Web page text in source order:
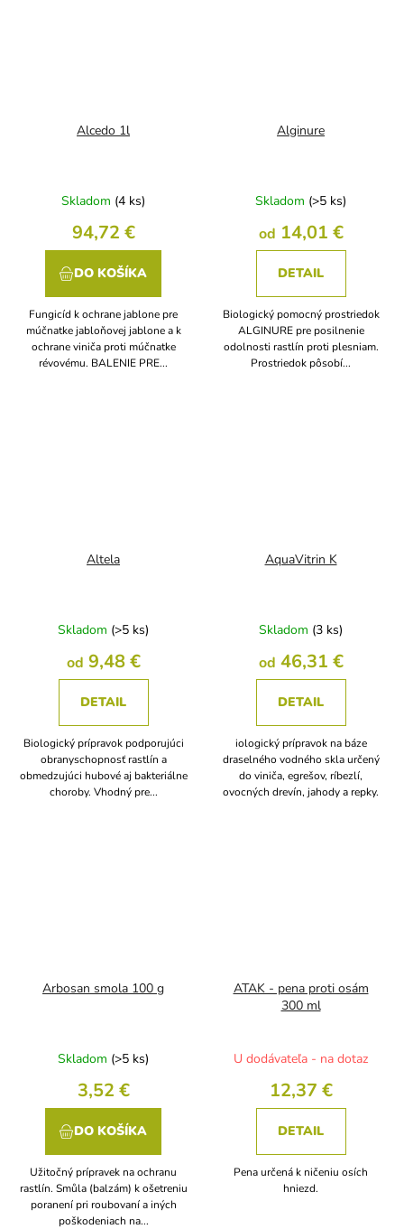
Alcedo 1l
Skladom (4 ks)
94,72 €
DO KOŠÍKA
Fungicíd k ochrane jablone pre
múčnatke jabloňovej jablone a k
ochrane viniča proti múčnatke
révovému. BALENIE PRE...
Alginure
Skladom (>5 ks)
od 14,01 €
DETAIL
Biologický pomocný prostriedok
ALGINURE pre posilnenie
odolnosti rastlín proti plesniam.
Prostriedok pôsobí...
Altela
Skladom (>5 ks)
od 9,48 €
DETAIL
Biologický prípravok podporujúci
obranyschopnosť rastlín a
obmedzujúci hubové aj bakteriálne
choroby. Vhodný pre...
AquaVitrin K
Skladom (3 ks)
od 46,31 €
DETAIL
iologický prípravok na báze
draselného vodného skla určený
do viniča, egrešov, ríbezlí,
ovocných drevín, jahody a repky.
Arbosan smola 100 g
Skladom (>5 ks)
3,52 €
DO KOŠÍKA
Užitočný prípravek na ochranu
rastlín. Smůla (balzám) k ošetreniu
poranení pri roubovaní a iných
poškodeniach na...
ATAK - pena proti osám
300 ml
U dodávateľa - na dotaz
12,37 €
DETAIL
Pena určená k ničeniu osích
hniezd.